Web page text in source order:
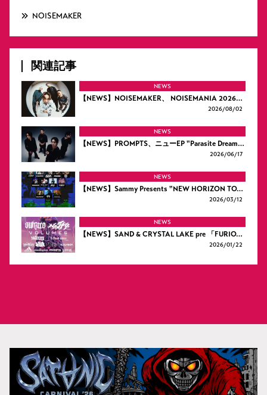
NOISEMAKER
関連記事
NEWS
【NEWS】NOISEMAKER、 NOISEMANIA 2026…
2026/08/02
NEWS
【NEWS】PROMPTS、ニューEP "Parasite Dream…
2026/06/17
NEWS
【NEWS】Sammy Presents "NEW HORIZON TO…
2026/03/12
NEWS
【NEWS】SAND & CRYSTAL LAKE pre 「FURIO…
2026/01/22